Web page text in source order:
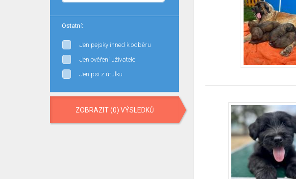
Ostatní:
Jen pejsky ihned k odběru
Jen ověření uživatelé
Jen psi z útulku
ZOBRAZIT (0) VÝSLEDKŮ